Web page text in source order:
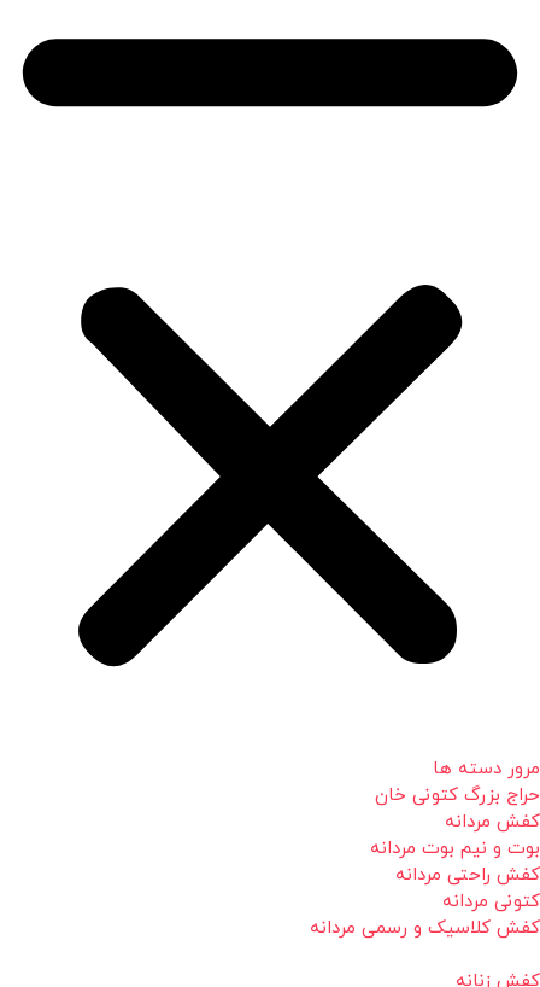
مرور دسته ها
حراج بزرگ کتونی خان
کفش مردانه
بوت و نیم بوت مردانه
کفش راحتی مردانه
کتونی مردانه
کفش کلاسیک و رسمی مردانه
کفش زنانه